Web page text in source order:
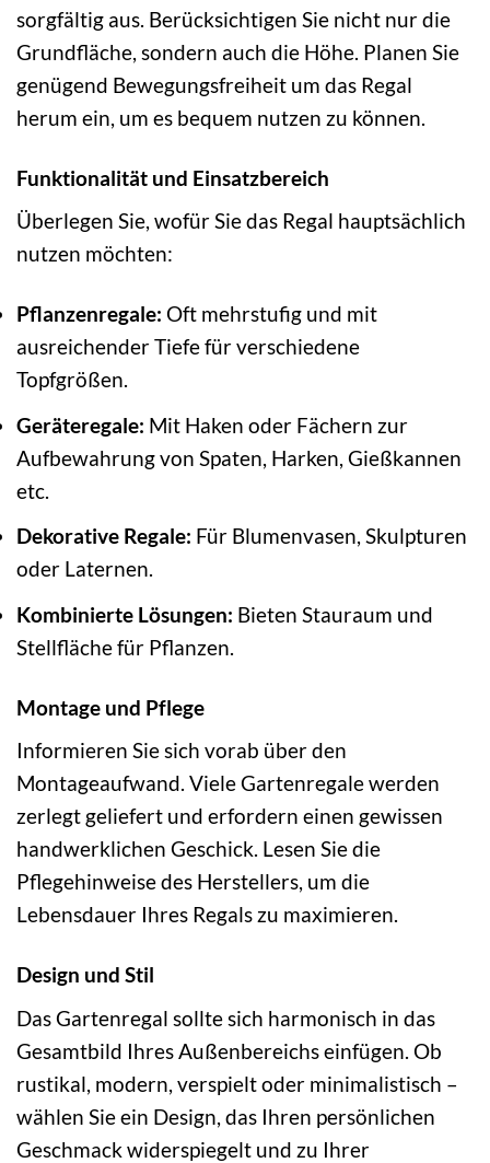
sorgfältig aus. Berücksichtigen Sie nicht nur die
Grundfläche, sondern auch die Höhe. Planen Sie
genügend Bewegungsfreiheit um das Regal
herum ein, um es bequem nutzen zu können.
Funktionalität und Einsatzbereich
Überlegen Sie, wofür Sie das Regal hauptsächlich
nutzen möchten:
Pflanzenregale: Oft mehrstufig und mit
ausreichender Tiefe für verschiedene
Topfgrößen.
Geräteregale: Mit Haken oder Fächern zur
Aufbewahrung von Spaten, Harken, Gießkannen
etc.
Dekorative Regale: Für Blumenvasen, Skulpturen
oder Laternen.
Kombinierte Lösungen: Bieten Stauraum und
Stellfläche für Pflanzen.
Montage und Pflege
Informieren Sie sich vorab über den
Montageaufwand. Viele Gartenregale werden
zerlegt geliefert und erfordern einen gewissen
handwerklichen Geschick. Lesen Sie die
Pflegehinweise des Herstellers, um die
Lebensdauer Ihres Regals zu maximieren.
Design und Stil
Das Gartenregal sollte sich harmonisch in das
Gesamtbild Ihres Außenbereichs einfügen. Ob
rustikal, modern, verspielt oder minimalistisch –
wählen Sie ein Design, das Ihren persönlichen
Geschmack widerspiegelt und zu Ihrer